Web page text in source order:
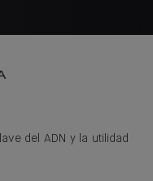
del ADN y la utilidad